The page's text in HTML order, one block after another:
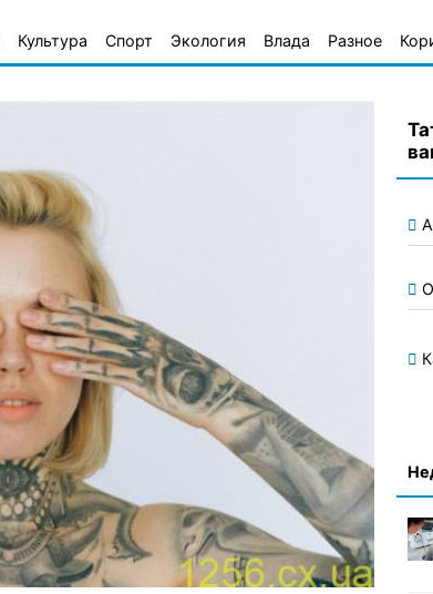
Культура Спорт Экология Влада Разное